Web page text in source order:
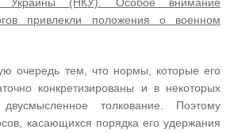
привлекли положения о военном
очередь тем, что нормы, которые его
конкретизированы и в некоторых
толкование. Поэтому
касающихся порядка его удержания